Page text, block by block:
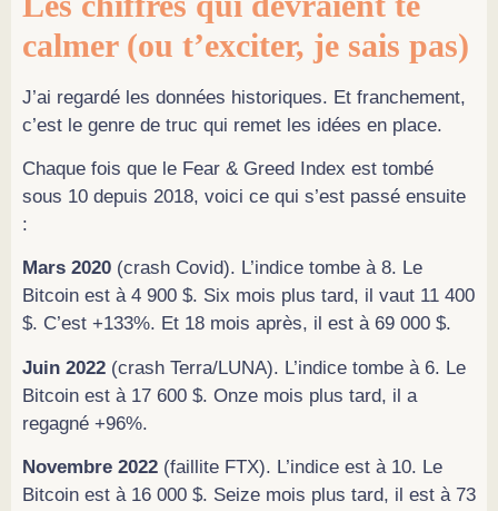
calmer (ou t’exciter, je sais pas)
J’ai regardé les données historiques. Et franchement,
c’est le genre de truc qui remet les idées en place.
Chaque fois que le Fear & Greed Index est tombé
sous 10 depuis 2018, voici ce qui s’est passé ensuite
:
Mars 2020 (crash Covid). L’indice tombe à 8. Le
Bitcoin est à 4 900 $. Six mois plus tard, il vaut 11 400
$. C’est +133%. Et 18 mois après, il est à 69 000 $.
Juin 2022 (crash Terra/LUNA). L’indice tombe à 6. Le
Bitcoin est à 17 600 $. Onze mois plus tard, il a
regagné +96%.
Novembre 2022 (faillite FTX). L’indice est à 10. Le
Bitcoin est à 16 000 $. Seize mois plus tard, il est à 73